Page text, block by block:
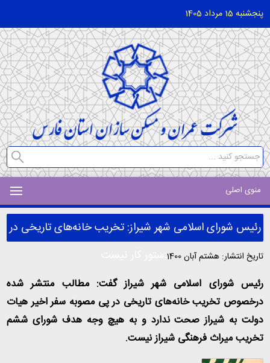
پنجشنبه 15 مرداد 1405
منوی اصلی
رئیس شورای اسلامی شهر شیراز: تخریب خانه‌های تاریخی در
دستور کار نیست
تاریخ انتشار: هشتم آبان 1400
رئیس شورای اسلامی شهر شیراز گفت: مطالب منتشر شده
درخصوص تخریب خانه‌های تاریخی در پی مصوبه سفر اخیر هیات
دولت به شیراز صحت ندارد و به هیچ وجه هدف شورای ششم
تخریب میراث فرهنگی شیراز نیست.